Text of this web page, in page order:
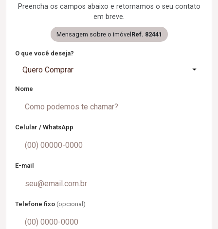
Preencha os campos abaixo e retornamos o seu contato
em breve.
Mensagem sobre o imóvelRef. 82441
O que você deseja?
Quero Comprar
Nome
Celular / WhatsApp
E-mail
Telefone fixo (opcional)